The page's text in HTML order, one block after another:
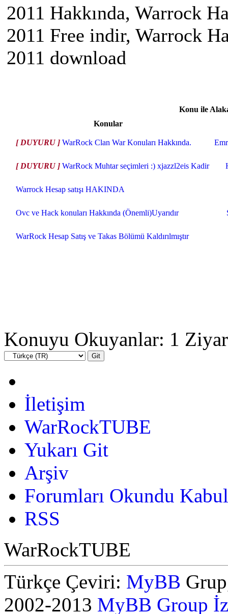
2011 Hakkında, Warrock
2011 Free indir, Warrock
2011 download
Konu ile
Konular
[ DUYURU ] WarRock Clan War Konuları Hakkında.
[ DUYURU ] WarRock Muhtar seçimleri :) xjazzl2eis Kadir
Warrock Hesap satışı HAKINDA
Ovc ve Hack konuları Hakkında (Önemli)Uyarıdır
WarRock Hesap Satış ve Takas Bölümü Kaldırılmıştır
Konuyu Okuyanlar: 1
İletişim
WarRockTUBE
Yukarı Git
Arşiv
Forumları Okundu
RSS
WarRockTUBE
Türkçe Çeviri: MyBB
2002-2013 MyBB Group